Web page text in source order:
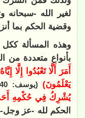
لغير الله -سبحانه
وقضية الحكم بما
وهذه المسألة ككل
بأنواع متعددة من
أَمَرَ أَلَّا تَعْبُدُوا إِلَّا
يَعْلَمُونَ) (يوسف: 40)
يُشْرِكُ فِي حُكْمِهِ
الحكم لله -عز